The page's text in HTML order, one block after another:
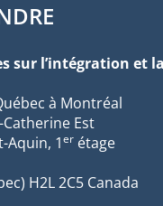
sur l’intégration et
à Montréal
Est
Aquin, 1er étage
H2L 2C5 Canada